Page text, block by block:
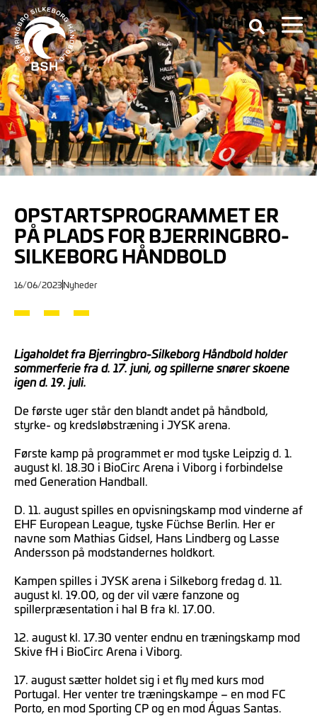
OPSTARTSPROGRAMMET ER
PÅ PLADS FOR BJERRINGBRO-
SILKEBORG HÅNDBOLD
16/06/2023Nyheder
Ligaholdet fra Bjerringbro-Silkeborg Håndbold holder
sommerferie fra d. 17. juni, og spillerne snører skoene
igen d. 19. juli.
De første uger står den blandt andet på håndbold,
styrke- og kredsløbstræning i JYSK arena.
Første kamp på programmet er mod tyske Leipzig d. 1.
august kl. 18.30 i BioCirc Arena i Viborg i forbindelse
med Generation Handball.
D. 11. august spilles en opvisningskamp mod vinderne af
EHF European League, tyske Füchse Berlin. Her er
navne som Mathias Gidsel, Hans Lindberg og Lasse
Andersson på modstandernes holdkort.
Kampen spilles i JYSK arena i Silkeborg fredag d. 11.
august kl. 19.00, og der vil være fanzone og
spillerpræsentation i hal B fra kl. 17.00.
12. august kl. 17.30 venter endnu en træningskamp mod
Skive fH i BioCirc Arena i Viborg.
17. august sætter holdet sig i et fly med kurs mod
Portugal. Her venter tre træningskampe – en mod FC
Porto, en mod Sporting CP og en mod Águas Santas.